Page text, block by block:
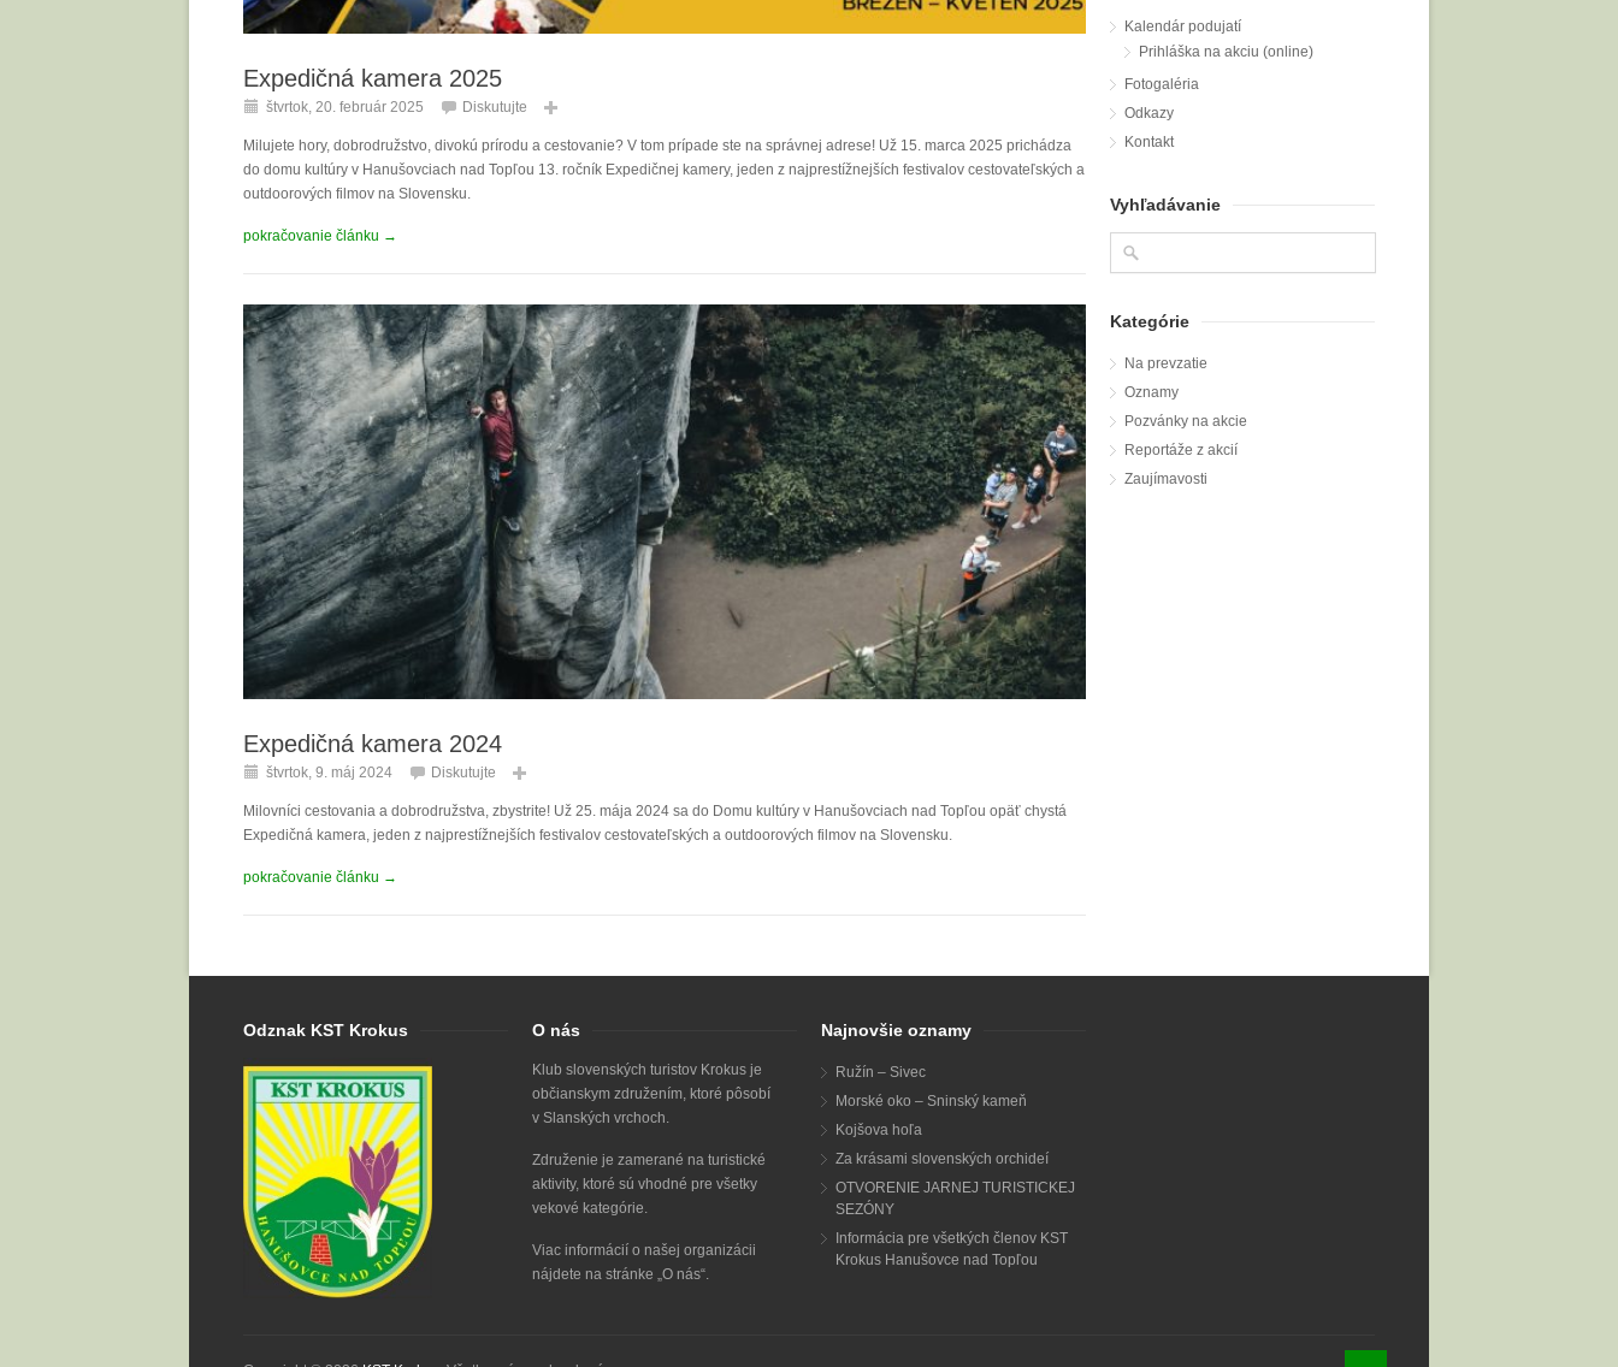
Expedičná kamera 2025
štvrtok, 20. február 2025 Diskutujte
Milujete hory, dobrodružstvo, divokú prírodu a cestovanie? V tom prípade ste na správnej adrese! Už 15. marca 2025 prichádza
do domu kultúry v Hanušovciach nad Topľou 13. ročník Expedičnej kamery, jeden z najprestížnejších festivalov cestovateľských a
outdoorových filmov na Slovensku.
pokračovanie článku →
Expedičná kamera 2024
štvrtok, 9. máj 2024 Diskutujte
Milovníci cestovania a dobrodružstva, zbystrite! Už 25. mája 2024 sa do Domu kultúry v Hanušovciach nad Topľou opäť chystá
Expedičná kamera, jeden z najprestížnejších festivalov cestovateľských a outdoorových filmov na Slovensku.
pokračovanie článku →
Kalendár podujatí
Prihláška na akciu (online)
Fotogaléria
Odkazy
Kontakt
Vyhľadávanie
Kategórie
Na prevzatie
Oznamy
Pozvánky na akcie
Reportáže z akcií
Zaujímavosti
Odznak KST Krokus O nás
Klub slovenských turistov Krokus je
občianskym združením, ktoré pôsobí
v Slanských vrchoch.
Združenie je zamerané na turistické
aktivity, ktoré sú vhodné pre všetky
vekové kategórie.
Viac informácií o našej organizácii
nájdete na stránke „O nás“.
Najnovšie oznamy
Ružín – Sivec
Morské oko – Sninský kameň
Kojšova hoľa
Za krásami slovenských orchideí
OTVORENIE JARNEJ TURISTICKEJ
SEZÓNY
Informácia pre všetkých členov KST
Krokus Hanušovce nad Topľou